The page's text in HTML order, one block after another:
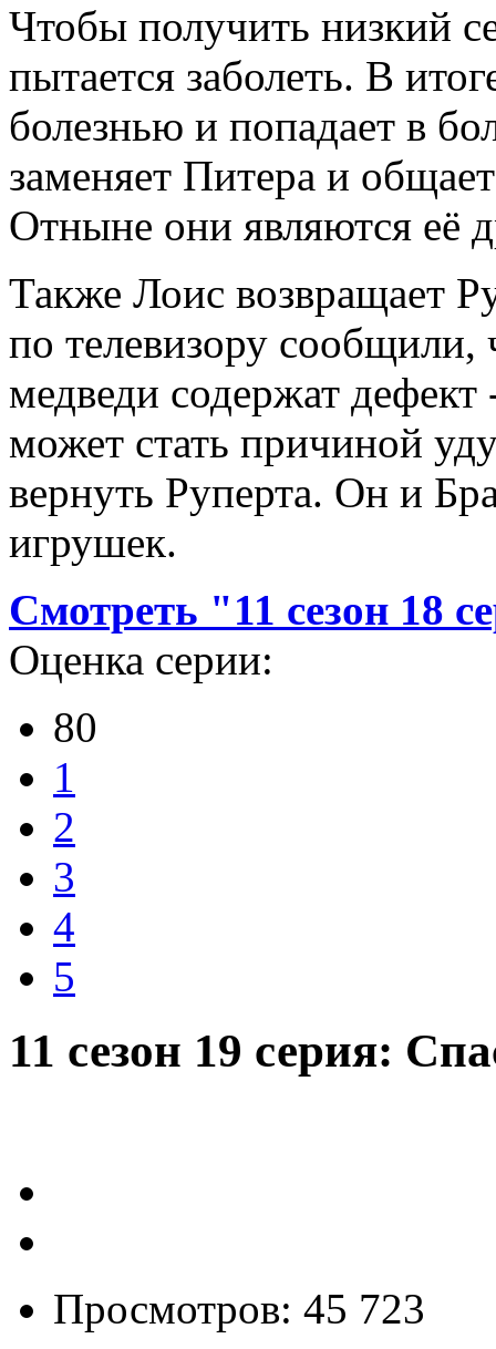
Чтобы получить низкий
пытается заболеть. В
болезнью и попадает в
заменяет Питера и
Отныне они являются её
Также Лоис возвращает
по телевизору
медведи содержат
может стать причиной
вернуть Руперта. Он и
игрушек.
Смотреть "11 сезон 18
Оценка серии:
80
1
2
3
4
5
11 сезон 19 серия:
Просмотров: 45 723